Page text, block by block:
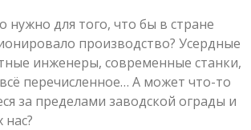
нужно для того, что бы в стране
производство? Усердные
инженеры, современные станки,
перечисленное… А может что-то
за пределами заводской ограды и
нас?